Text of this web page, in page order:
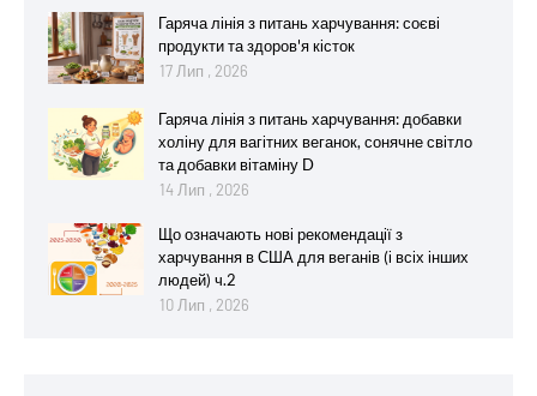
Гаряча лінія з питань харчування: соєві
продукти та здоров'я кісток
17 Лип , 2026
Гаряча лінія з питань харчування: добавки
холіну для вагітних веганок, сонячне світло
та добавки вітаміну D
14 Лип , 2026
Що означають нові рекомендації з
харчування в США для веганів (і всіх інших
людей) ч.2
10 Лип , 2026